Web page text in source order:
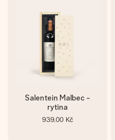
Salentein Malbec -
rytina
939,00 Kč